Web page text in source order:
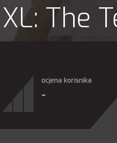
XL: The
ocjena korisnika
-